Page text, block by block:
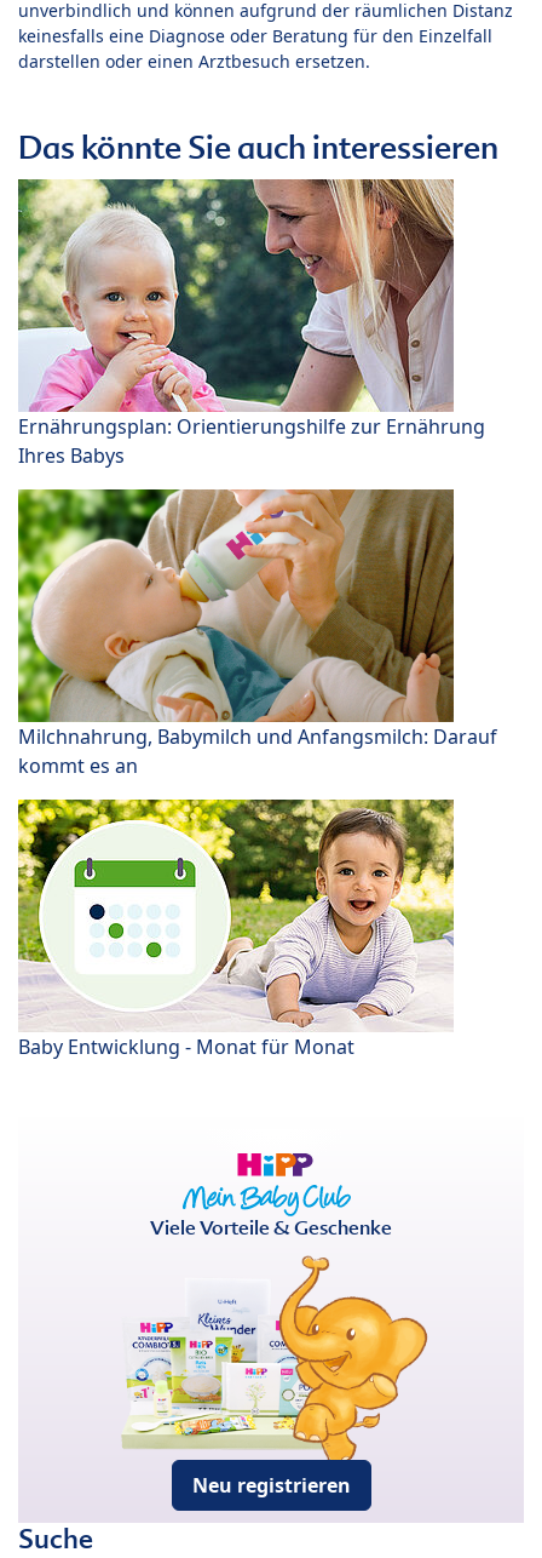
unverbindlich und können aufgrund der räumlichen Distanz
keinesfalls eine Diagnose oder Beratung für den Einzelfall
darstellen oder einen Arztbesuch ersetzen.
Das könnte Sie auch interessieren
Ernährungsplan: Orientierungshilfe zur Ernährung
Ihres Babys
Milchnahrung, Babymilch und Anfangsmilch: Darauf
kommt es an
Baby Entwicklung - Monat für Monat
Viele Vorteile & Geschenke
Neu registrieren
Suche